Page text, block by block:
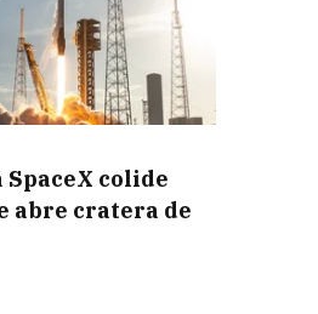
SpaceX colide
abre cratera de